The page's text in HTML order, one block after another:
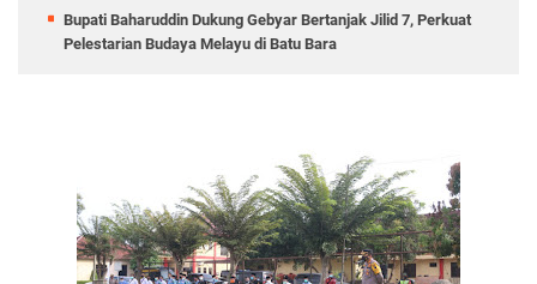
Bupati Baharuddin Dukung Gebyar Bertanjak Jilid 7, Perkuat
Pelestarian Budaya Melayu di Batu Bara